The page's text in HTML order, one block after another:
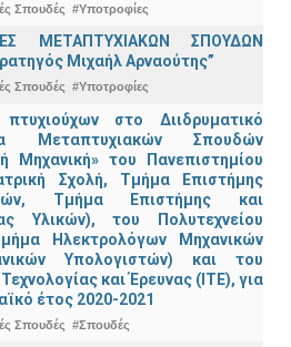
Σπουδές #Υποτροφίες
ΜΕΤΑΠΤΥΧΙΑΚΩΝ ΣΠΟΥΔΩΝ
Μιχαήλ Αρναούτης”
Σπουδές #Υποτροφίες
στο Διιδρυματικό
Μεταπτυχιακών Σπουδών
Μηχανική» του Πανεπιστημίου
Σχολή, Τμήμα Επιστήμης
Τμήμα Επιστήμης και
Υλικών), του Πολυτεχνείου
Ηλεκτρολόγων Μηχανικών
Υπολογιστών) και του
και Έρευνας (ΙΤΕ), για
έτος 2020-2021
Σπουδές #Σπουδές